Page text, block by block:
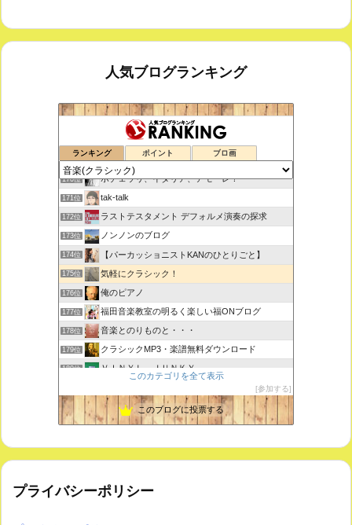
人気ブログランキング
ランキング ポイント ブロ画
思えば遠くへ来たもんだ
169位 室内楽コンサート・レッスンいたします
170位 ボチェッリ、イタリア、アモーレ！
171位 tak-talk
172位 ラストテスタメント デフォルメ演奏の探求
173位 ノンノンのブログ
174位 【パーカッショニストKANのひとりごと】
175位 気軽にクラシック！
176位 俺のピアノ
177位 福田音楽教室の明るく楽しい福ONブログ
178位 音楽とのりものと・・・
179位 クラシックMP3・楽譜無料ダウンロード
180位 ＶＩＮＹＬ ＪＵＮＫＹ
182位 未来の音楽研究所 音楽哲学・思想 平林 遼
このカテゴリを全て表示
参加する
このブログに投票する
プライバシーポリシー